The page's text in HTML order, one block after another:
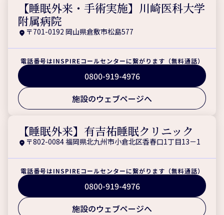
【睡眠外来・手術実施】川崎医科大学
附属病院
〒701-0192 岡山県倉敷市松島577
電話番号はINSPIREコールセンターに繋がります（無料通話）
0800-919-4976
施設のウェブページへ
【睡眠外来】有吉祐睡眠クリニック
〒802-0084 福岡県北九州市小倉北区香春口1丁目13－1
電話番号はINSPIREコールセンターに繋がります（無料通話）
0800-919-4976
施設のウェブページへ